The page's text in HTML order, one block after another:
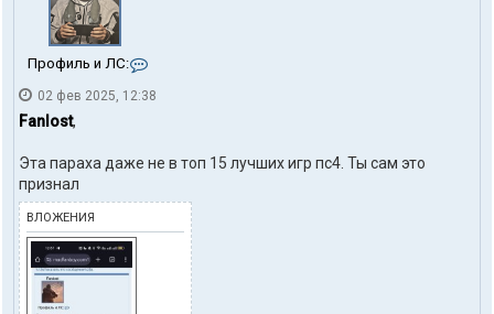
Профиль и ЛС:
н
т
п
02 фев 2025, 12:38
Fanlost,
Эта параха даже не в топ 15 лучших игр пс4. Ты сам это
признал
ВЛОЖЕНИЯ